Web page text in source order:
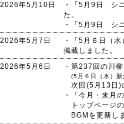
2026年5月10日
・「5月9日 シ
た。
・「5月9日 シ
2026年5月7日
・「5月６日（
掲載しました。
2026年5月6日
・第237回の川
(5月６日（水）
次回(5月13日)
・「今月・来月
トップページの
BGMを更新し